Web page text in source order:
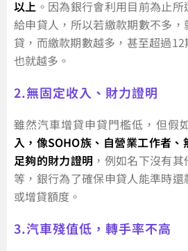
以上 。因為銀行會利用目前為止
給申貸人，所以若繳款期數不多
貸，而繳款期數越多，甚至超過
也就越多。
2.無固定收入、財力證明
雖然汽車增貸申貸門檻低，但假
入，像SOHO族、自營業工作者、
足夠的財力證明 ，例如名下沒有
等，銀行為了確保申貸人能準時
或增貸額度。
3.汽車殘值低，轉手率不高